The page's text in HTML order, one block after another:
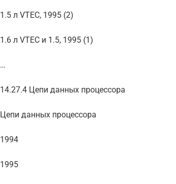
1.5 л VTEC, 1995 (2)
1.6 л VTEC и 1.5, 1995 (1)
…
14.27.4 Цепи данных процессора
Цепи данных процессора
1994
1995